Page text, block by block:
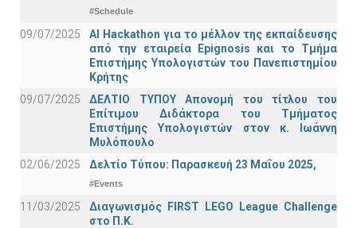
#Schedule
09/07/2025
AI Hackathon για το μέλλον της εκπαίδευσης
από την εταιρεία Epignosis και το Τμήμα
Επιστήμης Υπολογιστών του Πανεπιστημίου
Κρήτης
09/07/2025
ΔΕΛΤΙΟ ΤΥΠΟΥ Απονομή του τίτλου του
Επίτιμου Διδάκτορα του Τμήματος
Επιστήμης Υπολογιστών στον κ. Ιωάννη
Μυλόπουλο
02/06/2025
Δελτίο Τύπου: Παρασκευή 23 Μαΐου 2025,
#Events
11/03/2025
Διαγωνισμός FIRST LEGO League Challenge
στο Π.Κ.